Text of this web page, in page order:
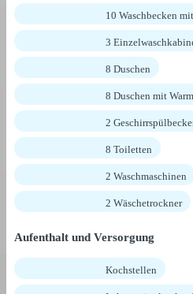
10 Waschbecken
3
8 Duschen
8 Duschen mit
2
8 Toiletten
2 Waschmaschinen
2 Wäschetrockner
Aufenthalt und Versorgung
Kochstellen